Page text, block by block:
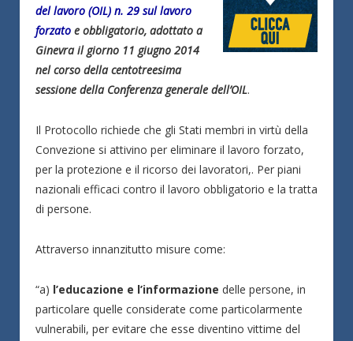
del lavoro (OIL) n. 29 sul lavoro
forzato e obbligatorio, adottato a
Ginevra il giorno 11 giugno 2014
nel corso della centotreesima
sessione della Conferenza generale dell’OIL.
Il Protocollo richiede che gli Stati membri in virtù della
Convezione si attivino per eliminare il lavoro forzato,
per la protezione e il ricorso dei lavoratori,. Per piani
nazionali efficaci contro il lavoro obbligatorio e la tratta
di persone.
Attraverso innanzitutto misure come:
“a) l’educazione e l’informazione delle persone, in
particolare quelle considerate come particolarmente
vulnerabili, per evitare che esse diventino vittime del